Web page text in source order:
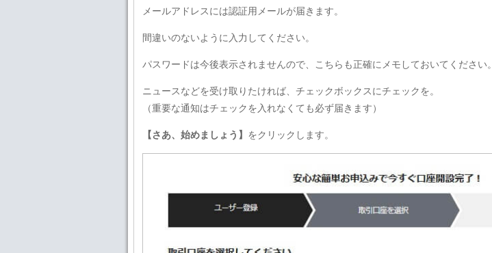
メールアドレスには認証用メールが届きます。
間違いのないように入力してください。
パスワードは今後表示されませんので、こちらも正確にメモしておいてください。
ニュースなどを受け取りたければ、チェックボックスにチェックを。
（重要な通知はチェックを入れなくても必ず届きます）
【さあ、始めましょう】 をクリックします。